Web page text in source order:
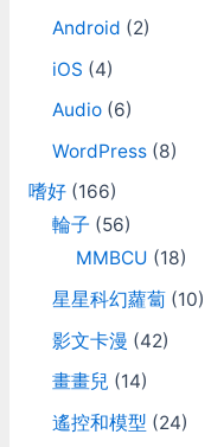
Android (2)
iOS (4)
Audio(6)
WordPress(8)
嗜好(166)
輪子 (56)
MMBCU (18)
星星科幻蘿蔔(10)
影文卡漫 (42)
畫畫兒 (14)
遙控和模型 (24)